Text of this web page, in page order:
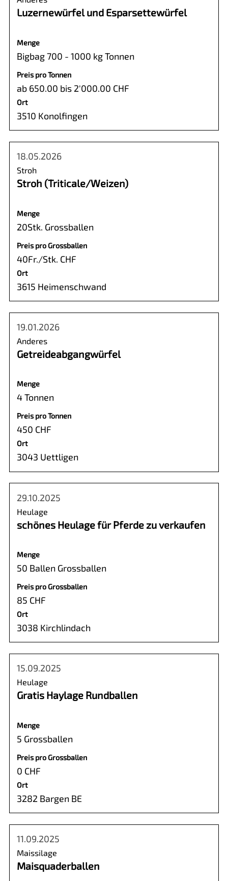
Luzernewürfel und Esparsettewürfel
Menge
Bigbag 700 - 1000 kg Tonnen
Preis pro Tonnen
ab 650.00 bis 2'000.00 CHF
Ort
3510 Konolfingen
18.05.2026
Stroh
Stroh (Triticale/Weizen)
Menge
20Stk. Grossballen
Preis pro Grossballen
40Fr./Stk. CHF
Ort
3615 Heimenschwand
19.01.2026
Anderes
Getreideabgangwürfel
Menge
4 Tonnen
Preis pro Tonnen
450 CHF
Ort
3043 Uettligen
29.10.2025
Heulage
schönes Heulage für Pferde zu verkaufen
Menge
50 Ballen Grossballen
Preis pro Grossballen
85 CHF
Ort
3038 Kirchlindach
15.09.2025
Heulage
Gratis Haylage Rundballen
Menge
5 Grossballen
Preis pro Grossballen
0 CHF
Ort
3282 Bargen BE
11.09.2025
Maissilage
Maisquaderballen